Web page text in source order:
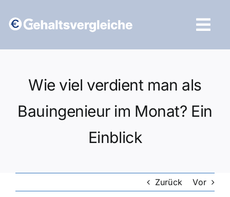
Inhalt
Wie viel verdient man als
Bauingenieur im Monat? Ein
Einblick
Zurück Vor